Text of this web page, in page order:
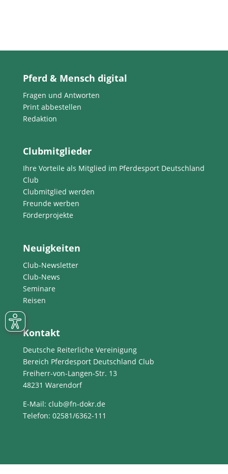
Pferd & Mensch digital
Fragen und Antworten
Print abbestellen
Redaktion
Clubmitglieder
Ihre Vorteile als Mitglied im Pferdesport Deutschland
Club
Clubmitglied werden
Freunde werben
Förderprojekte
Neuigkeiten
Club-Newsletter
Club-News
Seminare
Reisen
Kontakt
Deutsche Reiterliche Vereinigung
Bereich Pferdesport Deutschland Club
Freiherr-von-Langen-Str. 13
48231 Warendorf
E-Mail: club@fn-dokr.de
Telefon: 02581/6362-111